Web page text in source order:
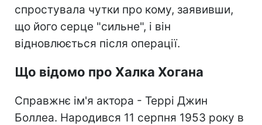
спростувала чутки про кому, заявивши,
що його серце "сильне", і він
відновлюється після операції.
Що відомо про Халка Хогана
Справжнє ім'я актора - Террі Джин
Боллеа. Народився 11 серпня 1953 року в